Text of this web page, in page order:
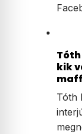
kik
Tóth